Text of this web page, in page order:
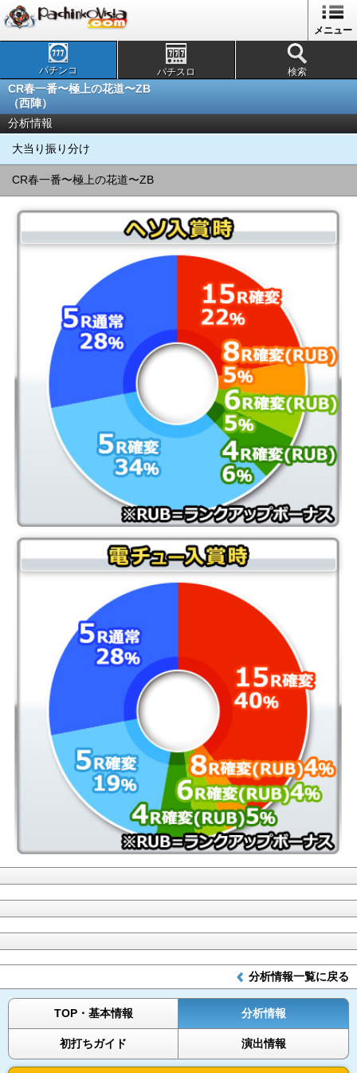
メニュー
パチンコ パチスロ 検索
CR春一番〜極上の花道〜ZB
（西陣）
分析情報
大当り振り分け
CR春一番〜極上の花道〜ZB
分析情報一覧に戻る
TOP・基本情報 分析情報
初打ちガイド 演出情報